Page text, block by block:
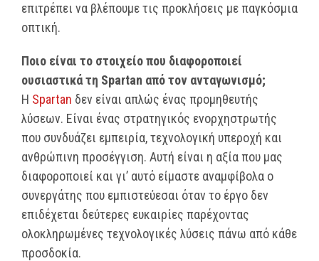
επιτρέπει να βλέπουμε τις προκλήσεις με παγκόσμια
οπτική.
Ποιο είναι το στοιχείο που διαφοροποιεί
ουσιαστικά τη Spartan από τον ανταγωνισμό;
Η Spartan δεν είναι απλώς ένας προμηθευτής
λύσεων. Είναι ένας στρατηγικός ενορχηστρωτής
που συνδυάζει εμπειρία, τεχνολογική υπεροχή και
ανθρώπινη προσέγγιση. Αυτή είναι η αξία που μας
διαφοροποιεί και γι’ αυτό είμαστε αναμφίβολα ο
συνεργάτης που εμπιστεύεσαι όταν το έργο δεν
επιδέχεται δεύτερες ευκαιρίες παρέχοντας
ολοκληρωμένες τεχνολογικές λύσεις πάνω από κάθε
προσδοκία.